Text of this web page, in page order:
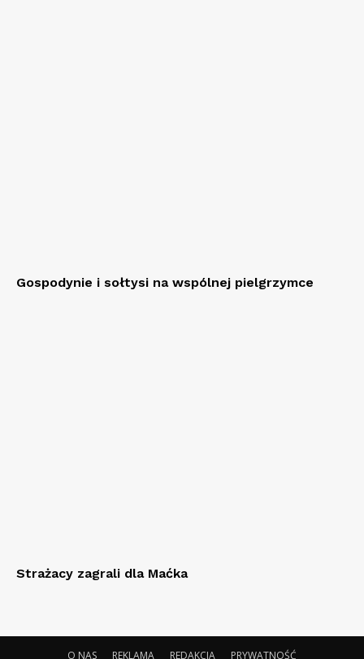
Gospodynie i sołtysi na wspólnej pielgrzymce
Strażacy zagrali dla Maćka
O NAS REKLAMA REDAKCJA PRYWATNOŚĆ